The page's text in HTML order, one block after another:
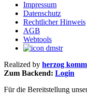
Impressum
Datenschutz
Rechtlicher Hinweis
AGB
Webtools
Realized by herzog
Zum Backend: Login
Für die Bereitstellung